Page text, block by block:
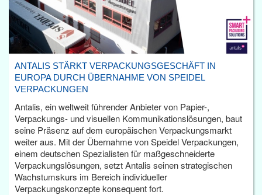
ANTALIS STÄRKT VERPACKUNGSGESCHÄFT IN
EUROPA DURCH ÜBERNAHME VON SPEIDEL
VERPACKUNGEN
Antalis, ein weltweit führender Anbieter von Papier-,
Verpackungs- und visuellen Kommunikationslösungen, baut
seine Präsenz auf dem europäischen Verpackungsmarkt
weiter aus. Mit der Übernahme von Speidel Verpackungen,
einem deutschen Spezialisten für maßgeschneiderte
Verpackungslösungen, setzt Antalis seinen strategischen
Wachstumskurs im Bereich individueller
Verpackungskonzepte konsequent fort.